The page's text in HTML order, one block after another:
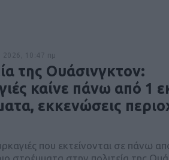
της Ουάσινγκτον:
καίνε πάνω από 1
εκκενώσεις
που εκτείνονται σε πάνω